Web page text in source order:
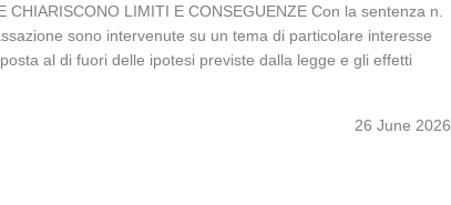
LIMITI E CONSEGUENZE Con la sentenza n.
sono intervenute su un tema di particolare interesse
al di fuori delle ipotesi previste dalla legge e gli effetti
26 June 2026